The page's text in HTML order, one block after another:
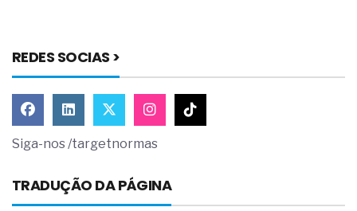
REDES SOCIAS >
Siga-nos /targetnormas
TRADUÇÃO DA PÁGINA